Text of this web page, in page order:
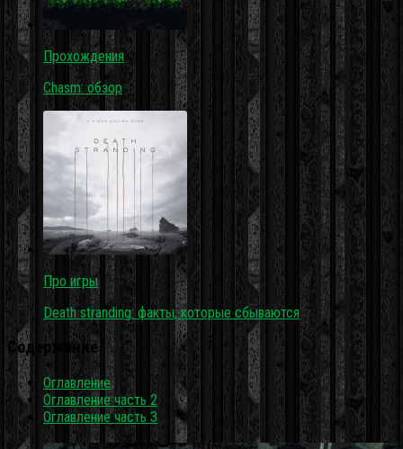
Прохождения
Chasm: обзор
Про игры
Death stranding: факты, которые сбываются
Содержание
Оглавление
Оглавление часть 2
Оглавление часть 3